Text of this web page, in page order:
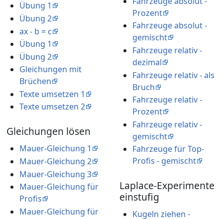
Übung 1
Übung 2
ax - b = c
Übung 1
Übung 2
Gleichungen mit
Brüchen
Texte umsetzen 1
Texte umsetzen 2
Gleichungen lösen
Mauer-Gleichung 1
Mauer-Gleichung 2
Mauer-Gleichung 3
Mauer-Gleichung für
Profis
Mauer-Gleichung für
Prozent
Fahrzeuge absolut -
gemischt
Fahrzeuge relativ -
dezimal
Fahrzeuge relativ - als
Bruch
Fahrzeuge relativ -
Prozent
Fahrzeuge relativ -
gemischt
Fahrzeuge für Top-
Profis - gemischt
Laplace-Experimente -
einstufig
Kugeln ziehen -